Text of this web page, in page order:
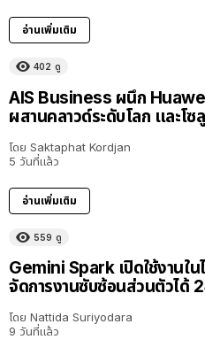
อ่านเพิ่มเติม
402 ดู
AIS Business ผนึก
ผสานคลาวด์ระดับโลก และโ
โดย Saktaphat Kordjan
5 วันที่แล้ว
อ่านเพิ่มเติม
559 ดู
Gemini Spark เปิดใช้งานใ
จัดการงานซับซ้อนส่วนตัวได้
โดย Nattida Suriyodara
9 วันที่แล้ว